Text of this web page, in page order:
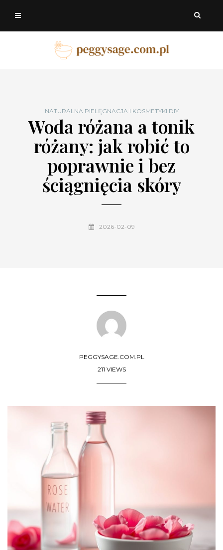
NATURALNA PIELĘGNACJA I KOSMETYKI DIY
Woda różana a tonik
różany: jak robić to
poprawnie i bez
ściągnięcia skóry
2026-02-09
PEGGYSAGE.COM.PL
211 VIEWS